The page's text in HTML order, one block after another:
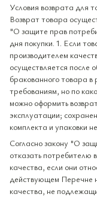
Условия возврата для
Возврат товара
"О защите прав
дня покупки. 1. Если
производителем
осуществляется
бракованного товара в
требованиям, но по
можно оформить
эксплуатации;
комплекта и упаковки
Согласно закону "О
отказать потребителю
качества, если они
действующем Перечне
качества, не